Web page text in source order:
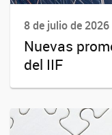
8 de julio de 2026
Nuevas
del IIF